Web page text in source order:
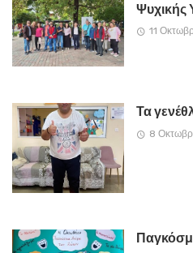
Ψυχικής
11
Τα
8